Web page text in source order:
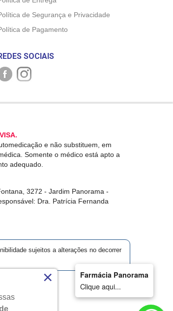
Farmácia Panorama
Clique aqui...
de Segurança e Privacidade
de Pagamento
SOCIAIS
e não substituem, em
Somente o médico está apto a
adequado.
3272 - Jardim Panorama -
Dra. Patrícia Fernanda
sujeitos a alterações no decorrer
×